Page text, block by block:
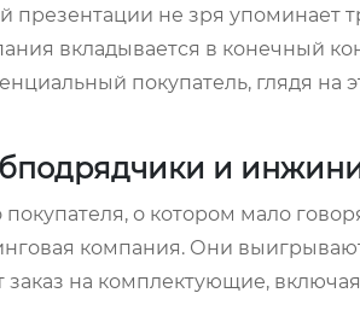
презентации не зря
вкладывается в конечный
покупатель, глядя на
и
о котором мало
компания. Они
на комплектующие,